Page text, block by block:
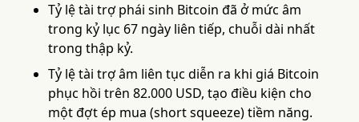
Tỷ lệ tài trợ phái sinh Bitcoin đã ở mức âm
trong kỷ lục 67 ngày liên tiếp, chuỗi dài nhất
trong thập kỷ.
Tỷ lệ tài trợ âm liên tục diễn ra khi giá Bitcoin
phục hồi trên 82.000 USD, tạo điều kiện cho
một đợt ép mua (short squeeze) tiềm năng.